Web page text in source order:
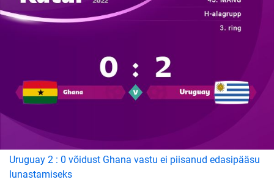
Uruguay 2 : 0 võidust Ghana vastu ei piisanud edasipääsu
lunastamiseks